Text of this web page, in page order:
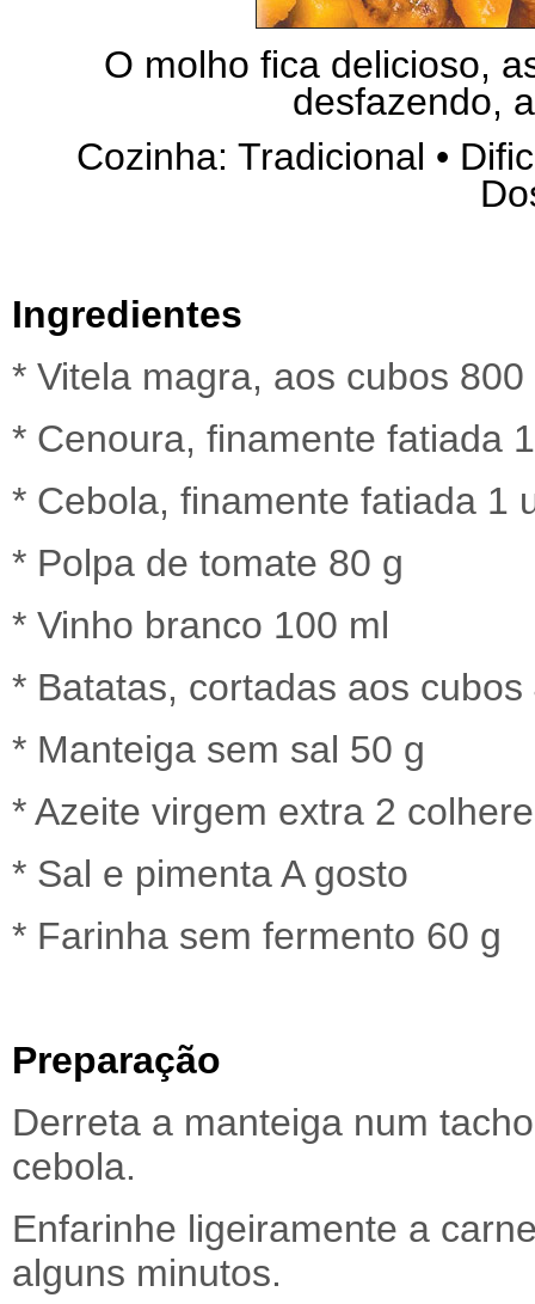
O molho fica delicioso,
desfazendo,
Cozinha: Tradicional •
Ingredientes
* Vitela magra, aos cubos 800
* Cenoura, finamente fatiada
* Cebola, finamente fatiada 1
* Polpa de tomate 80 g
* Vinho branco 100 ml
* Batatas, cortadas aos
* Manteiga sem sal 50 g
* Azeite virgem extra 2
* Sal e pimenta A gosto
* Farinha sem fermento 60 g
Preparação
Derreta a manteiga num
cebola.
Enfarinhe ligeiramente a
alguns minutos.